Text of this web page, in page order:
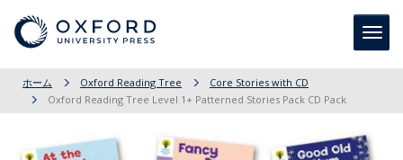
ホーム Oxford Reading Tree
Core Stories with CD
Oxford Reading Tree Level 1+ Patterned Stories Pack CD Pack